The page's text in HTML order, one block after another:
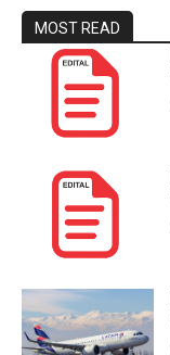
MOST READ